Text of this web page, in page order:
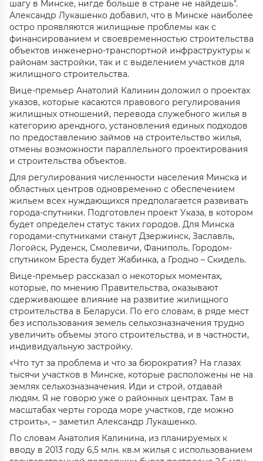
шагу в Минске, нигде больше в стране не найдешь".
Александр Лукашенко добавил, что в Минске наиболее
остро проявляются жилищные проблемы как с
финансированием и своевременностью строительства
объектов инженерно-транспортной инфраструктуры к
районам застройки, так и с выделением участков для
жилищного строительства.
Вице-премьер Анатолий Калинин доложил о проектах
указов, которые касаются правового регулирования
жилищных отношений, перевода служебного жилья в
категорию арендного, установления единых подходов
по предоставлению займов на строительство жилья,
отмены возможности параллельного проектирования
и строительства объектов.
Для регулирования численности населения Минска и
областных центров одновременно с обеспечением
жильем всех нуждающихся предполагается развивать
города-спутники. Подготовлен проект Указа, в котором
будет определен статус таких городов. Для Минска
городами-спутниками станут Дзержинск, Заславль,
Логойск, Руденск, Смолевичи, Фаниполь. Городом-
спутником Бреста будет Жабинка, а Гродно – Скидель.
Вице-премьер рассказал о некоторых моментах,
которые, по мнению Правительства, оказывают
сдерживающее влияние на развитие жилищного
строительства в Беларуси. По его словам, в ряде мест
без использования земель сельхозназначения трудно
увеличить объемы этого строительства, и в частности,
индивидуальную застройку.
«Что тут за проблема и что за бюрократия? На глазах
тысячи участков в Минске, которые расположены не на
землях сельхозназначения. Иди и строй, отдавай
людям. Я не говорю уже о районных центрах. Там в
масштабах черты города море участков, где можно
строить», – заметил Александр Лукашенко.
По словам Анатолия Калинина, из планируемых к
вводу в 2013 году 6,5 млн. кв.м жилья с использованием